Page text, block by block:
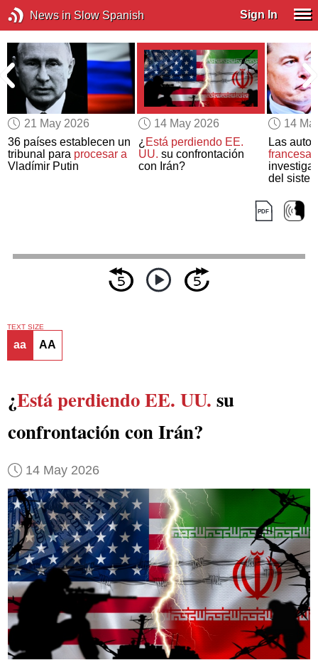
News in Slow Spanish Sign In
21 May 2026
36 países establecen un
tribunal para procesar a
Vladímir Putin
14 May 2026
¿Está perdiendo EE.
UU. su confrontación
con Irán?
14
Las
francesas
del
TEXT SIZE
aa AA
¿Está perdiendo EE. UU. su
confrontación con Irán?
14 May 2026